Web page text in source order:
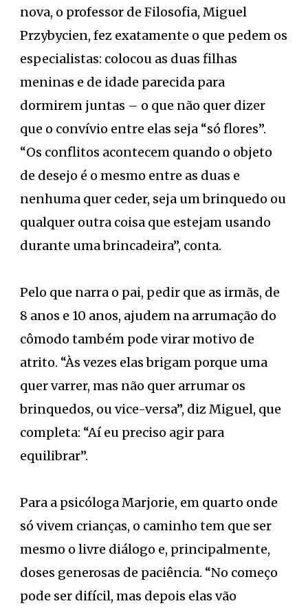
nova, o professor de Filosofia, Miguel
Przybycien, fez exatamente o que pedem os
especialistas: colocou as duas filhas
meninas e de idade parecida para
dormirem juntas – o que não quer dizer
que o convívio entre elas seja “só flores”.
“Os conflitos acontecem quando o objeto
de desejo é o mesmo entre as duas e
nenhuma quer ceder, seja um brinquedo ou
qualquer outra coisa que estejam usando
durante uma brincadeira”, conta.
Pelo que narra o pai, pedir que as irmãs, de
8 anos e 10 anos, ajudem na arrumação do
cômodo também pode virar motivo de
atrito. “Às vezes elas brigam porque uma
quer varrer, mas não quer arrumar os
brinquedos, ou vice-versa”, diz Miguel, que
completa: “Aí eu preciso agir para
equilibrar”.
Para a psicóloga Marjorie, em quarto onde
só vivem crianças, o caminho tem que ser
mesmo o livre diálogo e, principalmente,
doses generosas de paciência. “No começo
pode ser difícil, mas depois elas vão